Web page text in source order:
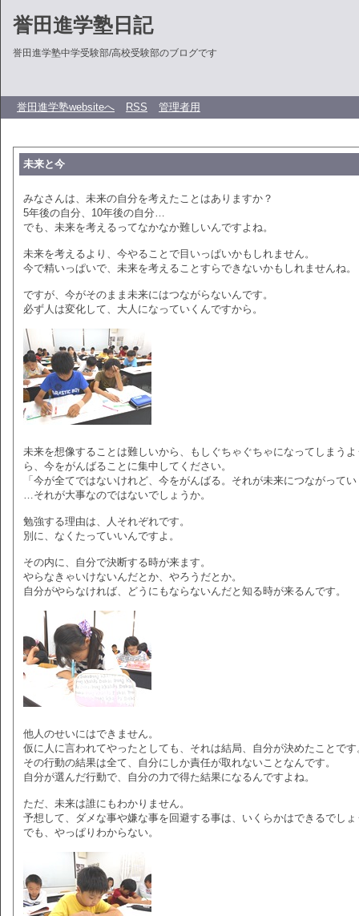
誉田進学塾日記
誉田進学塾中学受験部/高校受験部のブログです
誉田進学塾websiteへ RSS 管理者用
未来と今
みなさんは、未来の自分を考えたことはありますか？
5年後の自分、10年後の自分…
でも、未来を考えるってなかなか難しいんですよね。
未来を考えるより、今やることで目いっぱいかもしれません。
今で精いっぱいで、未来を考えることすらできないかもしれませんね。
ですが、今がそのまま未来にはつながらないんです。
必ず人は変化して、大人になっていくんですから。
未来を想像することは難しいから、もしぐちゃぐちゃになってしまうよ
ら、今をがんばることに集中してください。
「今が全てではないけれど、今をがんばる。それが未来につながって
…それが大事なのではないでしょうか。
勉強する理由は、人それぞれです。
別に、なくたっていいんですよ。
その内に、自分で決断する時が来ます。
やらなきゃいけないんだとか、やろうだとか。
自分がやらなければ、どうにもならないんだと知る時が来るんです。
他人のせいにはできません。
仮に人に言われてやったとしても、それは結局、自分が決めたことです
その行動の結果は全て、自分にしか責任が取れないことなんです。
自分が選んだ行動で、自分の力で得た結果になるんですよね。
ただ、未来は誰にもわかりません。
予想して、ダメな事や嫌な事を回避する事は、いくらかはできるでしょ
でも、やっぱりわからない。